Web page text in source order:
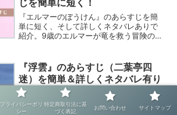
じを簡単に短く！
『エルマーのぼうけん』のあらすじを簡
単に短く、そして詳しくネタバレありで
紹介。9歳のエルマーが竜を救う冒険の感
『浮雲』のあらすじ（二葉亭四
迷）を簡単＆詳しくネタバレ有り
で
二葉亭四迷『浮雲』のあらすじを知りた
プライバシーポリ
シー
特定商取引法に基
づく表記
お問い合わせ サイトマップ